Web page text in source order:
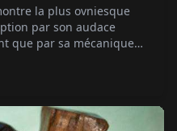
la plus ovniesque
par son audace
que par sa mécanique.
autre galaxie. Par